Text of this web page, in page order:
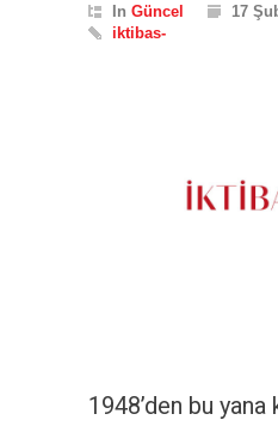
In Güncel
17
iktibas-
1948’den bu